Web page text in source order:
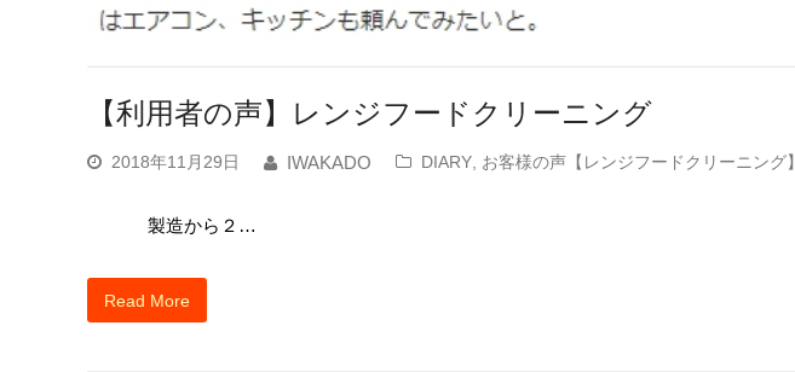
【利用者の声】レンジフードクリーニング
2018年11月29日 IWAKADO DIARY, お客様の声【レンジフードクリーニング】
製造から２…
Read More